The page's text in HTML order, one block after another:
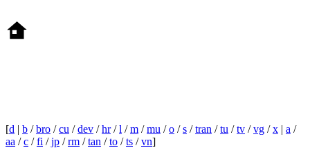
[d | b /bro /cu /dev /hr/l /m /mu /o /s /tran /tu /tv /vg /x | a /
aa /c /fi /jp /rm /tan /to /ts /vn]